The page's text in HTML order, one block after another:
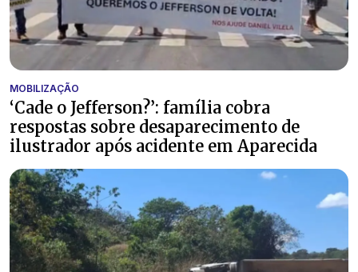
MOBILIZAÇÃO
‘Cade o Jefferson?’: família cobra
respostas sobre desaparecimento de
ilustrador após acidente em Aparecida